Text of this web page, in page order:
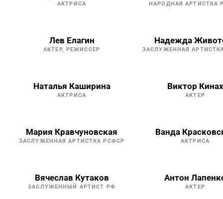
АКТРИСА НАРОДНАЯ АРТИСТКА
Лев Елагин
АКТЕР, РЕЖИССЕР
Надежда
ЗАСЛУЖЕННАЯ
Наталья Каширина
АКТРИСА
Виктор Кинах
АКТЕР
Мария Кравчуновская
ЗАСЛУЖЕННАЯ АРТИСТКА РСФСР
Ванда
АКТРИСА
Вячеслав Кутаков
ЗАСЛУЖЕННЫЙ АРТИСТ РФ
Антон
АКТЕР